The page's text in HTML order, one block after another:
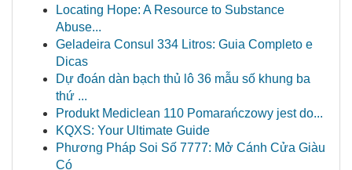
Locating Hope: A Resource to Substance
Abuse...
Geladeira Consul 334 Litros: Guia Completo e
Dicas
Dự đoán dàn bạch thủ lô 36 mẫu số khung ba
thứ ...
Produkt Mediclean 110 Pomarańczowy jest do...
KQXS: Your Ultimate Guide
Phương Pháp Soi Số 7777: Mở Cánh Cửa Giàu
Có